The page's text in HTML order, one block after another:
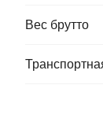
Вес брутто